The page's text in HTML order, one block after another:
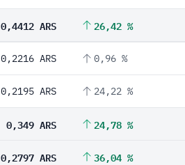
0,4412 ARS 26,42 %
0,2216 ARS 0,96 %
0,2195 ARS 24,22 %
0,349 ARS 24,78 %
0,2797 ARS 36,04 %